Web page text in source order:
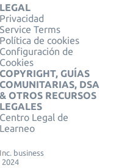
LEGAL
Privacidad
Service Terms
Política de cookies
Configuración de
Cookies
COPYRIGHT, GUÍAS
COMUNITARIAS, DSA
& OTROS RECURSOS
LEGALES
Centro Legal de
Learneo
business